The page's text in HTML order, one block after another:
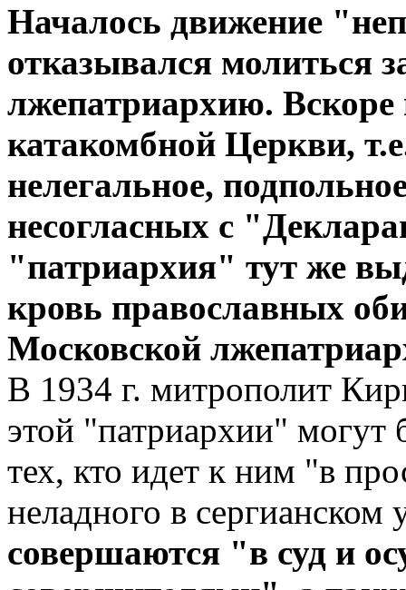
Началось движение
отказывался молиться
лжепатриархию. Вскоре
катакомбной Церкви,
нелегальное,
несогласных с
"патриархия" тут же
кровь православных
Московской
В 1934 г. митрополит
этой "патриархии" могут
тех, кто идет к ним "в
неладного в
совершаются "в суд и